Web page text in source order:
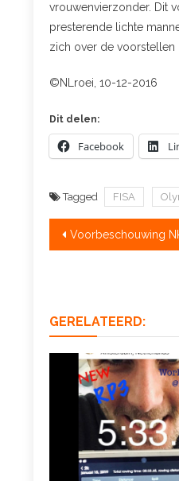
vrouwenvierzonder. Dit
presterende lichte
zich over de voorstellen
©NLroei, 10-12-2016
Dit delen:
Facebook
Tagged FISA
Bericht
Voorbeschouwing NK
GERELATEERD: